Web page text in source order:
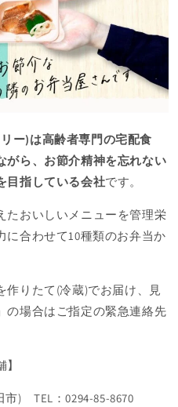
ー)は高齢者専門の宅配食
がら、お節介精神を忘れない
目指している会社です。
たおいしいメニューを管理栄
に合わせて10種類のお弁当か
作りたて(冷蔵)でお届け、見
の場合はご指定の緊急連絡先
) TEL：0294-85-8670